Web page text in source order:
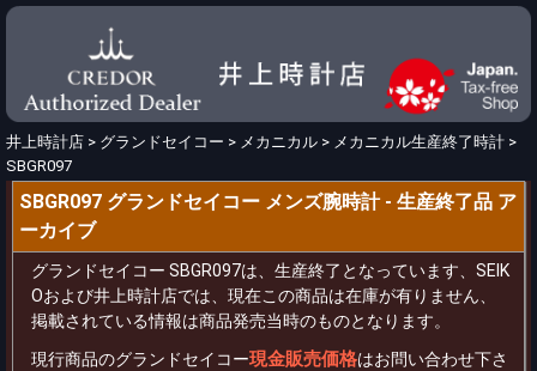
井上時計店 > グランドセイコー > メカニカル > メカニカル生産終了時計 >
SBGR097
SBGR097 グランドセイコー メンズ腕時計 - 生産終了品 ア
ーカイブ
グランドセイコー SBGR097は、生産終了となっています、SEIK
Oおよび井上時計店では、現在この商品は在庫が有りません、
掲載されている情報は商品発売当時のものとなります。
現行商品のグランドセイコー現金販売価格はお問い合わせ下さ